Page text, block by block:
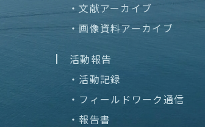
・文献アーカイブ
・画像資料アーカイブ
活動報告
・活動記録
・フィールドワーク通信
・報告書